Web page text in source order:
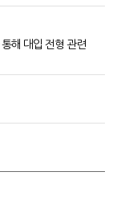
해 대입 전형 관련